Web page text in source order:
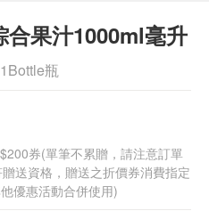
合果汁1000ml毫升
瓶
券(單筆不累贈，請注意訂單
送資格，贈送之折價券消費指定
優惠活動合併使用)